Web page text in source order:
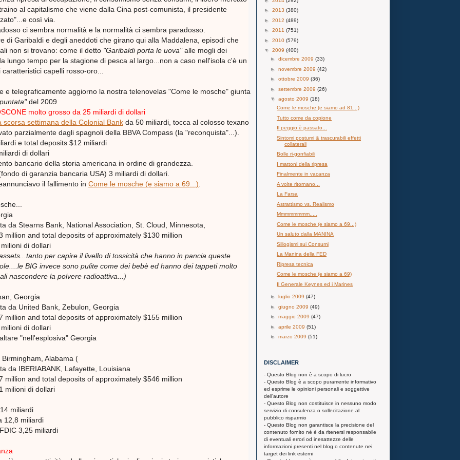
al capitalismo che viene dalla Cina post-comunista, il presidente
così via.
ci sembra normalità e la normalità ci sembra paradosso.
di Garibaldi e degli aneddoti che girano qui alla Maddalena, episodi che
non si trovano: come il detto "Garibaldi porta le uova"alle mogli dei
lungo tempo per la stagione di pesca al largo...non a caso nell'isola c'è un
capelli rosso-oro...
e telegraficamente aggiorno la nostra telenovelas "Come le mosche" giunta
del 2009
molto grosso da 25 miliardi di dollari
scorsa settimana della Colonial Bank da 50 miliardi, tocca al colosso texano
parzialmente dagli spagnoli della BBVA Compass (la "reconquista"...).
e total deposits $12 miliardi
di dollari
bancario della storia americana in ordine di grandezza.
di garanzia bancaria USA) 3 miliardi di dollari.
il fallimento in Come le mosche (e siamo a 69...)
da Stearns Bank, National Association, St. Cloud, Minnesota,
million and total deposits of approximately $130 million
di dollari
per capire il livello di tossicità che hanno in pancia queste
BIG invece sono pulite come dei bebè ed hanno dei tappeti molto
nascondere la polvere radioattiva...)
Georgia
da United Bank, Zebulon, Georgia
million and total deposits of approximately $155 million
di dollari
"nell'esplosiva" Georgia
Alabama (
da IBERIABANK, Lafayette, Louisiana
million and total deposits of approximately $546 million
milioni di dollari
miliardi
12,8 miliardi
3,25 miliardi
► 2013 (380)
► 2012 (489)
► 2011 (751)
► 2010 (579)
▼ 2009 (400)
► dicembre 2009 (33)
► novembre 2009 (42)
► ottobre 2009 (36)
► settembre 2009 (26)
▼ agosto 2009 (18)
Come le mosche (e siamo ad 81...)
Tutto come da copione
Il peggio è passato...
Sintomi postumi & trascurabili effetti
collaterali
Bolle ri-gonfiabili
I mattoni della ripresa
Finalmente in vacanza
A volte ritornano...
La Farsa
Astrattismo vs. Realismo
Mmmmmmmm.....
Come le mosche (e siamo a 69...)
Un saluto dalla MANINA
Sillogismi sui Consumi
La Manina della FED
Ripresa tecnica
Come le mosche (e siamo a 69)
Il Generale Keynes ed i Marines
► luglio 2009 (47)
► giugno 2009 (49)
► maggio 2009 (47)
► aprile 2009 (51)
► marzo 2009 (51)
DISCLAIMER
- Questo Blog non è a scopo di lucro
- Questo Blog è a scopo puramente informativo
ed esprime le opinioni personali e soggettive
dell'autore
- Questo Blog non costituisce in nessuno modo
servizio di consulenza o sollecitazione al
pubblico risparmio
- Questo Blog non garantisce la precisione del
contenuto fornito nè è da ritenersi responsabile
di eventuali errori od inesattezze delle
informazioni presenti nel blog o contenute nei
target dei link esterni